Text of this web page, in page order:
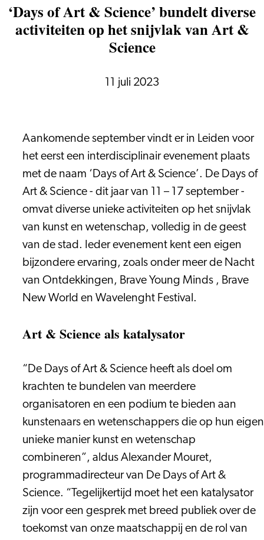
‘Days of Art & Science’ bundelt diverse
activiteiten op het snijvlak van Art &
Science
11 juli 2023
Aankomende september vindt er in Leiden voor
het eerst een interdisciplinair evenement plaats
met de naam ‘Days of Art & Science’. De Days of
Art & Science - dit jaar van 11 – 17 september -
omvat diverse unieke activiteiten op het snijvlak
van kunst en wetenschap, volledig in de geest
van de stad. Ieder evenement kent een eigen
bijzondere ervaring, zoals onder meer de Nacht
van Ontdekkingen, Brave Young Minds , Brave
New World en Wavelenght Festival.
Art & Science als katalysator
“De Days of Art & Science heeft als doel om
krachten te bundelen van meerdere
organisatoren en een podium te bieden aan
kunstenaars en wetenschappers die op hun eigen
unieke manier kunst en wetenschap
combineren”, aldus Alexander Mouret,
programmadirecteur van De Days of Art &
Science. “Tegelijkertijd moet het een katalysator
zijn voor een gesprek met breed publiek over de
toekomst van onze maatschappij en de rol van